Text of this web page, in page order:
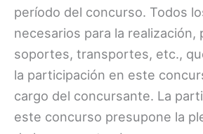
período del concurso. Todos
necesarios para la realización,
soportes, transportes, etc.,
la participación en este
cargo del concursante. La
este concurso presupone la